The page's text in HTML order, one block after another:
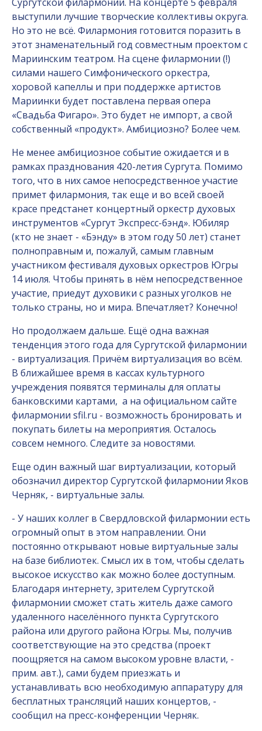
выступили лучшие творческие коллективы округа.
Но это не всё. Филармония готовится поразить в
этот знаменательный год совместным проектом с
Мариинским театром. На сцене филармонии (!)
силами нашего Симфонического оркестра,
хоровой капеллы и при поддержке артистов
Мариинки будет поставлена первая опера
«Свадьба Фигаро». Это будет не импорт, а свой
собственный «продукт». Амбициозно? Более чем.
Не менее амбициозное событие ожидается и в
рамках празднования 420-летия Сургута. Помимо
того, что в них самое непосредственное участие
примет филармония, так еще и во всей своей
красе предстанет концертный оркестр духовых
инструментов «Сургут Экспресс-бэнд». Юбиляр
(кто не знает - «Бэнду» в этом году 50 лет) станет
полноправным и, пожалуй, самым главным
участником фестиваля духовых оркестров Югры
14 июля. Чтобы принять в нём непосредственное
участие, приедут духовики с разных уголков не
только страны, но и мира. Впечатляет? Конечно!
Но продолжаем дальше. Ещё одна важная
тенденция этого года для Сургутской филармонии
- виртуализация. Причём виртуализация во всём.
В ближайшее время в кассах культурного
учреждения появятся терминалы для оплаты
банковскими картами, а на официальном сайте
филармонии sfil.ru - возможность бронировать и
покупать билеты на мероприятия. Осталось
совсем немного. Следите за новостями.
Еще один важный шаг виртуализации, который
обозначил директор Сургутской филармонии Яков
Черняк, - виртуальные залы.
- У наших коллег в Свердловской филармонии есть
огромный опыт в этом направлении. Они
постоянно открывают новые виртуальные залы
на базе библиотек. Смысл их в том, чтобы сделать
высокое искусство как можно более доступным.
Благодаря интернету, зрителем Сургутской
филармонии сможет стать житель даже самого
удаленного населённого пункта Сургутского
района или другого района Югры. Мы, получив
соответствующие на это средства (проект
поощряется на самом высоком уровне власти, -
прим. авт.), сами будем приезжать и
устанавливать всю необходимую аппаратуру для
бесплатных трансляций наших концертов, -
сообщил на пресс-конференции Черняк.